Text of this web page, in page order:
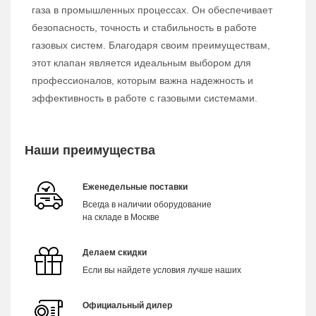
газа в промышленных процессах. Он обеспечивает
безопасность, точность и стабильность в работе
газовых систем. Благодаря своим преимуществам,
этот клапан является идеальным выбором для
профессионалов, которым важна надежность и
эффективность в работе с газовыми системами.
Наши преимущества
Еженедельные поставки
Всегда в наличии оборудование
на складе в Москве
Делаем скидки
Если вы найдете условия лучше наших
Официальный дилер